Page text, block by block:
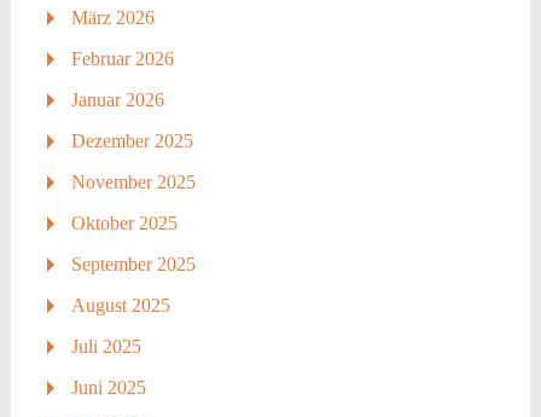
März 2026
Februar 2026
Januar 2026
Dezember 2025
November 2025
Oktober 2025
September 2025
August 2025
Juli 2025
Juni 2025